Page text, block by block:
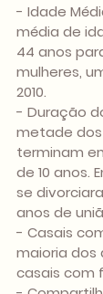
- Idade
média de
44 anos
mulheres,
2010.
- Duração
metade
terminam
de 10 anos.
se
anos de
- Casais
maioria dos
casais com